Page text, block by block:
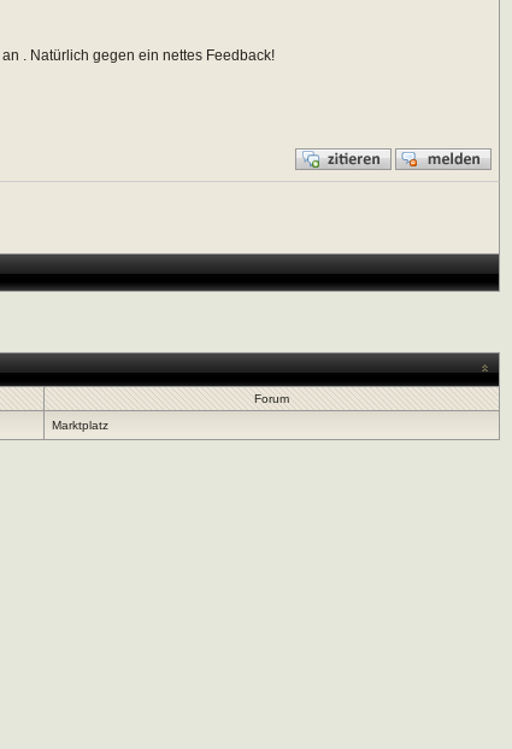
. Natürlich gegen ein nettes Feedback!
Forum
Marktplatz